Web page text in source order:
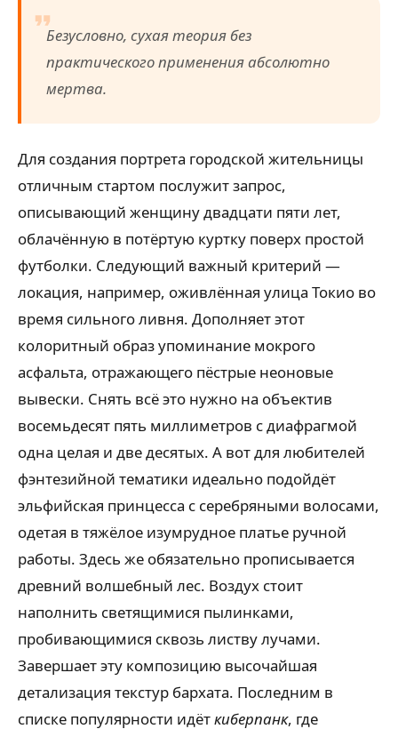
Безусловно, сухая теория без
практического применения абсолютно
мертва.
Для создания портрета городской жительницы
отличным стартом послужит запрос,
описывающий женщину двадцати пяти лет,
облачённую в потёртую куртку поверх простой
футболки. Следующий важный критерий —
локация, например, оживлённая улица Токио во
время сильного ливня. Дополняет этот
колоритный образ упоминание мокрого
асфальта, отражающего пёстрые неоновые
вывески. Снять всё это нужно на объектив
восемьдесят пять миллиметров с диафрагмой
одна целая и две десятых. А вот для любителей
фэнтезийной тематики идеально подойдёт
эльфийская принцесса с серебряными волосами,
одетая в тяжёлое изумрудное платье ручной
работы. Здесь же обязательно прописывается
древний волшебный лес. Воздух стоит
наполнить светящимися пылинками,
пробивающимися сквозь листву лучами.
Завершает эту композицию высочайшая
детализация текстур бархата. Последним в
списке популярности идёткиберпанк, где